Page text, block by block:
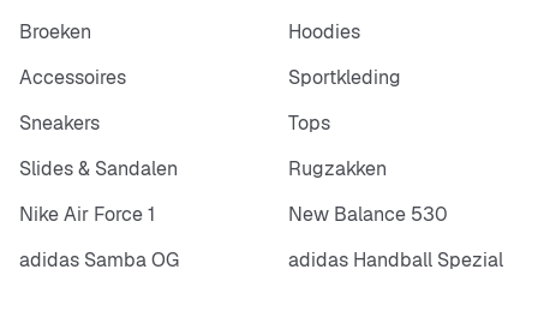
Broeken
Hoodies
Accessoires
Sportkleding
Sneakers
Tops
Slides & Sandalen
Rugzakken
Nike Air Force 1
New Balance 530
adidas Samba OG
adidas Handball Spezial